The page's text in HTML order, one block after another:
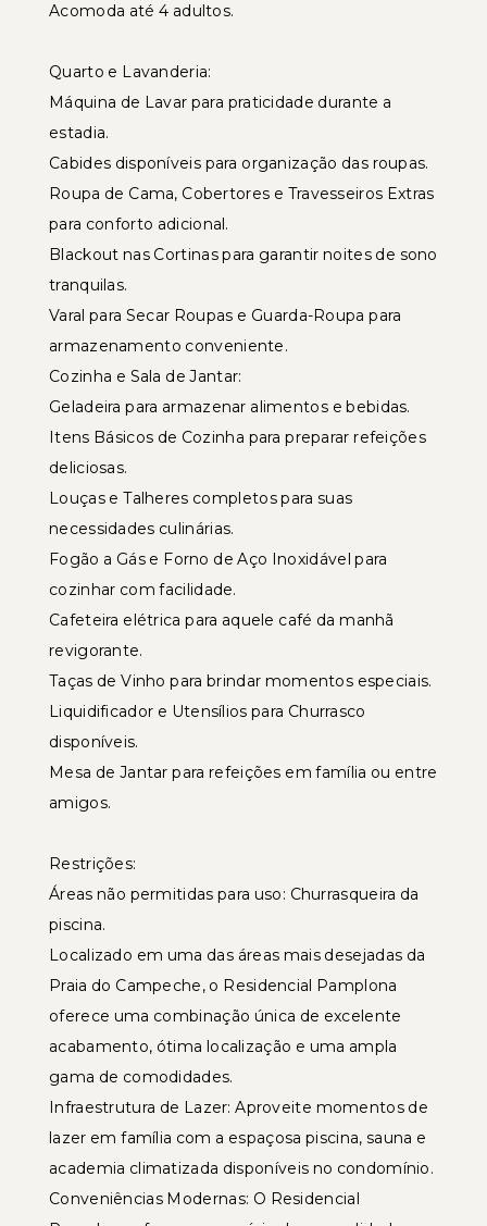
Acomoda até 4 adultos.
Quarto e Lavanderia:
Máquina de Lavar para praticidade durante a
estadia.
Cabides disponíveis para organização das roupas.
Roupa de Cama, Cobertores e Travesseiros Extras
para conforto adicional.
Blackout nas Cortinas para garantir noites de sono
tranquilas.
Varal para Secar Roupas e Guarda-Roupa para
armazenamento conveniente.
Cozinha e Sala de Jantar:
Geladeira para armazenar alimentos e bebidas.
Itens Básicos de Cozinha para preparar refeições
deliciosas.
Louças e Talheres completos para suas
necessidades culinárias.
Fogão a Gás e Forno de Aço Inoxidável para
cozinhar com facilidade.
Cafeteira elétrica para aquele café da manhã
revigorante.
Taças de Vinho para brindar momentos especiais.
Liquidificador e Utensílios para Churrasco
disponíveis.
Mesa de Jantar para refeições em família ou entre
amigos.
Restrições:
Áreas não permitidas para uso: Churrasqueira da
piscina.
Localizado em uma das áreas mais desejadas da
Praia do Campeche, o Residencial Pamplona
oferece uma combinação única de excelente
acabamento, ótima localização e uma ampla
gama de comodidades.
Infraestrutura de Lazer: Aproveite momentos de
lazer em família com a espaçosa piscina, sauna e
academia climatizada disponíveis no condomínio.
Conveniências Modernas: O Residencial